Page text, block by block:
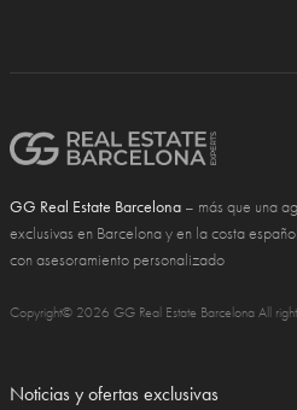
GG Real Estate Barcelona – más que una
exclusivas en Barcelona y en la costa
con asesoramiento personalizado
Copyright© 2026 GG Real Estate Barcelona All
Noticias y ofertas exclusivas